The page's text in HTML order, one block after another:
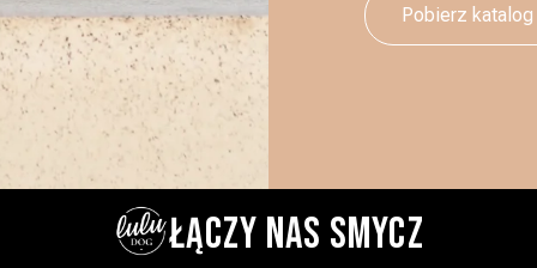
Pobierz katalog
ŁĄCZY NAS SMYCZ